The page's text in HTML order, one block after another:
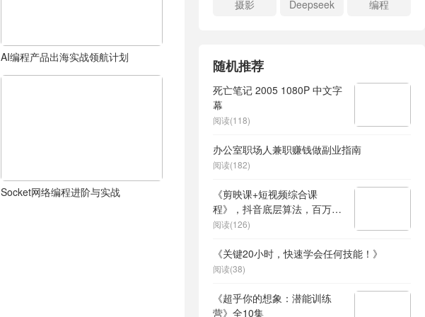
AI编程产品出海实战领航计划
Socket网络编程进阶与实战
摄影 Deepseek 编程
随机推荐
死亡笔记 2005 1080P 中文字
幕
阅读(118)
办公室职场人兼职赚钱做副业指南
阅读(182)
《剪映课+短视频综合课
程》，抖音底层算法，百万粉
丝不是梦
阅读(126)
《关键20小时，快速学会任何技能！》
阅读(38)
《超乎你的想象：潜能训练
营》全10集